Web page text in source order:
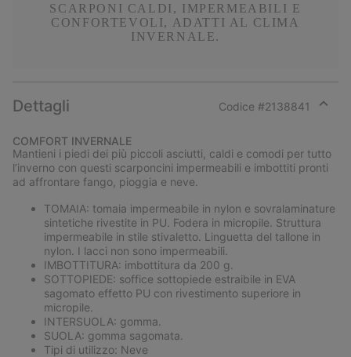
SCARPONI CALDI, IMPERMEABILI E
CONFORTEVOLI, ADATTI AL CLIMA
INVERNALE.
Dettagli Codice #2138841
section
COMFORT INVERNALE
Mantieni i piedi dei più piccoli asciutti, caldi e comodi per tutto
l’inverno con questi scarponcini impermeabili e imbottiti pronti
ad affrontare fango, pioggia e neve.
TOMAIA: tomaia impermeabile in nylon e sovralaminature
sintetiche rivestite in PU. Fodera in micropile. Struttura
impermeabile in stile stivaletto. Linguetta del tallone in
nylon. I lacci non sono impermeabili.
IMBOTTITURA: imbottitura da 200 g.
SOTTOPIEDE: soffice sottopiede estraibile in EVA
sagomato effetto PU con rivestimento superiore in
micropile.
INTERSUOLA: gomma.
SUOLA: gomma sagomata.
Tipi di utilizzo: Neve